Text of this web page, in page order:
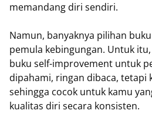
memandang diri sendiri.
Namun, banyaknya pilihan
pemula kebingungan. Untuk
buku self-improvement untuk
dipahami, ringan dibaca, tetapi
sehingga cocok untuk kamu
kualitas diri secara konsisten.